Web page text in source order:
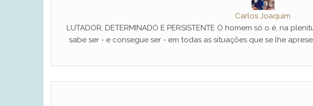
Carlos Joaquim
LUTADOR, DETERMINADO E PERSISTENTE O homem só o é, na
sabe ser - e consegue ser - em todas as situações que se lhe